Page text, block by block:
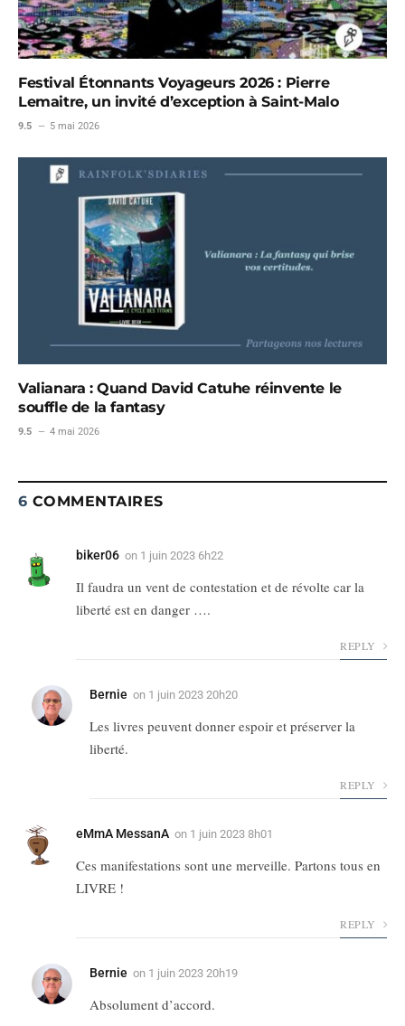
Festival Étonnants Voyageurs 2026 : Pierre
Lemaitre, un invité d’exception à Saint-Malo
9.5 5 mai 2026
Valianara : Quand David Catuhe réinvente le
souffle de la fantasy
9.5 4 mai 2026
6 COMMENTAIRES
biker06 on 1 juin 2023 6h22
Il faudra un vent de contestation et de révolte car la
liberté est en danger ….
REPLY
Bernie on 1 juin 2023 20h20
Les livres peuvent donner espoir et préserver la
liberté.
REPLY
eMmA MessanA on 1 juin 2023 8h01
Ces manifestations sont une merveille. Partons tous en
LIVRE !
REPLY
Bernie on 1 juin 2023 20h19
Absolument d’accord.